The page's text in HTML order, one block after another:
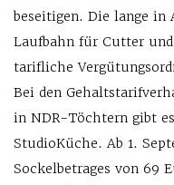
beseitigen. Die lange in
Laufbahn für Cutter
tarifliche
Bei den
in NDR-Töchtern gibt
StudioKüche. Ab 1.
Sockelbetrages von 69